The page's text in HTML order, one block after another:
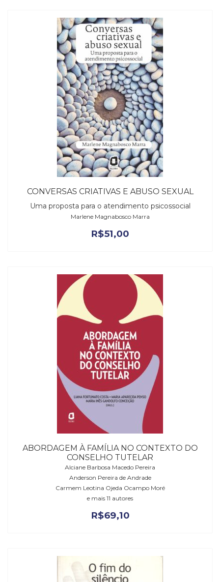
CONVERSAS CRIATIVAS E ABUSO SEXUAL
Uma proposta para o atendimento psicossocial
Marlene Magnabosco Marra
R$51,00
ABORDAGEM À FAMÍLIA NO CONTEXTO DO
CONSELHO TUTELAR
Alciane Barbosa Macedo Pereira
Anderson Pereira de Andrade
Carmem Leotina Ojeda Ocampo Moré
e mais 11 autores
R$69,10